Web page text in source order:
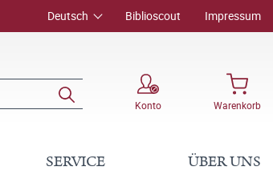
Deutsch Biblioscout Impressum
Konto Warenkorb
SERVICE ÜBER UNS